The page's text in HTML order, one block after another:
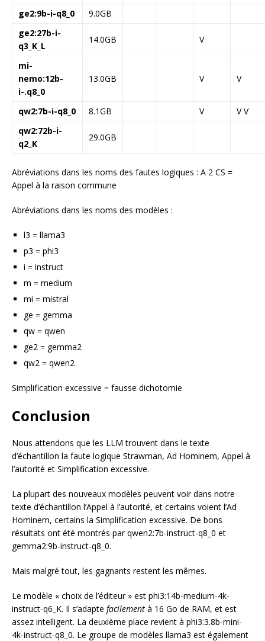
ge2:9b-i-q8_0
9.0GB
ge2:27b-i-
q3_K_L
14.0GB V
mi-
nemo:12b-
i-.q8_0
13.0GB V V
qw2:7b-i-q8_0 8.1GB V
V V
qw2:72b-i-
q2_K
29.0GB
Abréviations dans les noms des fautes logiques : A 2 CS =
Appel à la raison commune
Abréviations dans les noms des modèles :
l3 = llama3
p3 = phi3
i = instruct
m = medium
mi = mistral
ge = gemma
qw = qwen
ge2 = gemma2
qw2 = qwen2
Simplification excessive = fausse dichotomie
Conclusion
Nous attendons que les LLM trouvent dans le texte
d’échantillon la faute logique Strawman, Ad Hominem, Appel à
l’autorité et Simplification excessive.
La plupart des nouveaux modèles peuvent voir dans notre
texte d’échantillon l’Appel à l’autorité, et certains voient l’Ad
Hominem, certains la Simplification excessive. De bons
résultats ont été montrés par qwen2:7b-instruct-q8_0 et
gemma2:9b-instruct-q8_0.
Mais malgré tout, les gagnants restent les mêmes.
Le modèle « choix de l’éditeur » est phi3:14b-medium-4k-
instruct-q6_K. Il s’adapte facilement à 16 Go de RAM, et est
assez intelligent. La deuxième place revient à phi3:3.8b-mini-
4k-instruct-q8_0. Le groupe de modèles llama3 est également